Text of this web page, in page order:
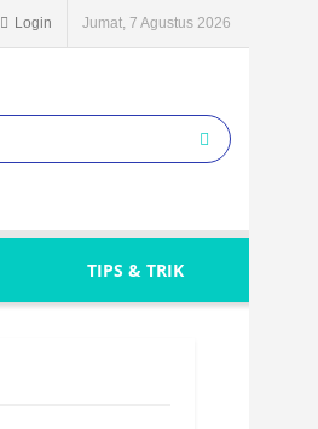
Login Jumat, 7 Agustus 2026
TIPS & TRIK